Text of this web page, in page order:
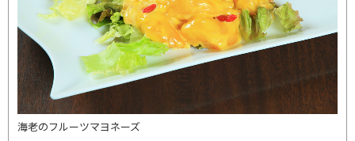
海老のフルーツマヨネーズ